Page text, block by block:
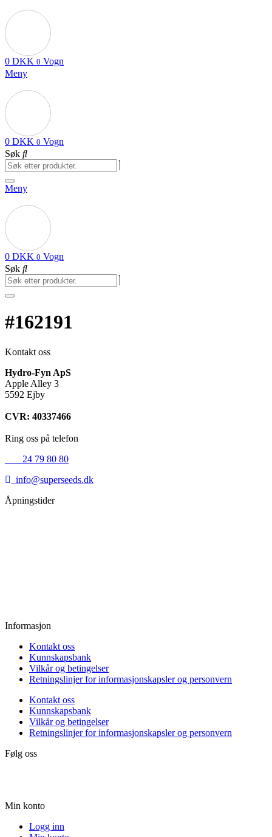
0 DKK 0 Vogn
Meny
0 DKK 0 Vogn
Søk
Meny
0 DKK 0 Vogn
Søk
#162191
Kontakt oss
Hydro-Fyn ApS
Apple Alley 3
5592 Ejby
CVR: 40337466
Ring oss på telefon
24 79 80 80
info@superseeds.dk
Åpningstider
Informasjon
Kontakt oss
Kunnskapsbank
Vilkår og betingelser
Retningslinjer for informasjonskapsler og personvern
Kontakt oss
Kunnskapsbank
Vilkår og betingelser
Retningslinjer for informasjonskapsler og personvern
Følg oss
Min konto
Logg inn